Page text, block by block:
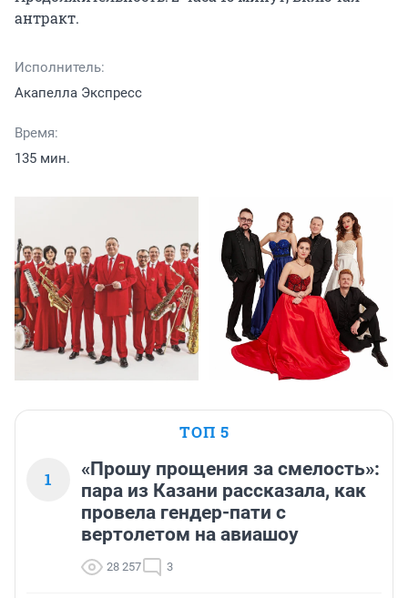
антракт.
Исполнитель:
Акапелла Экспресс
Время:
135 мин.
ТОП 5
1
«Прошу прощения за смелость»:
пара из Казани рассказала, как
провела гендер-пати с
вертолетом на авиашоу
28 257 3